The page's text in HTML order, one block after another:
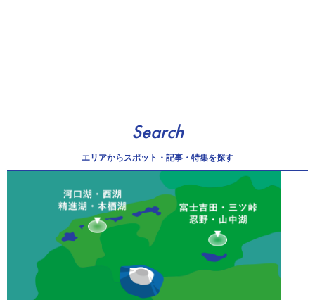
Search
エリアからスポット・記事・特集を探す